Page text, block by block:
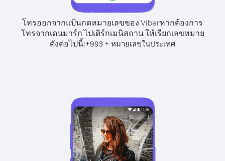
โทรออกจากแป้นกดหมายเลขของ Viberหากต้องการ
โทรจากเดนมาร์ก ไปเติร์กเมนิสถาน ให้เรียกเลขหมาย
ดังต่อไปนี้:+993+ หมายเลขในประเทศ